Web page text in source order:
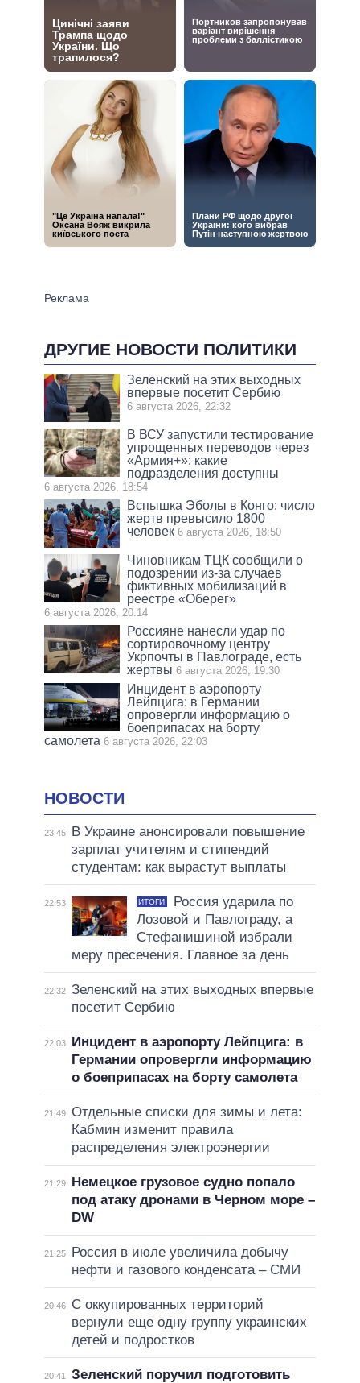
ДРУГИЕ НОВОСТИ ПОЛИТИКИ
Зеленский на этих выходных
впервые посетит Сербию
6 августа 2026, 22:32
В ВСУ запустили тестирование
упрощенных переводов через
«Армия+»: какие
подразделения доступны
6 августа 2026, 18:54
Вспышка Эболы в Конго: число
жертв превысило 1800
человек 6 августа 2026, 18:50
Чиновникам ТЦК сообщили о
подозрении из-за случаев
фиктивных мобилизаций в
реестре «Оберег»
6 августа 2026, 20:14
Россияне нанесли удар по
сортировочному центру
Укрпочты в Павлограде, есть
жертвы 6 августа 2026, 19:30
Инцидент в аэропорту
Лейпцига: в Германии
опровергли информацию о
боеприпасах на борту
самолета 6 августа 2026, 22:03
НОВОСТИ
23:45
В Украине анонсировали повышение
зарплат учителям и стипендий
студентам: как вырастут выплаты
22:53 ИТОГИ
Россия ударила по
Лозовой и Павлограду, а
Стефанишиной избрали
меру пресечения. Главное за день
22:32 Зеленский на этих выходных впервые
посетит Сербию
22:03
Инцидент в аэропорту Лейпцига: в
Германии опровергли информацию
о боеприпасах на борту самолета
21:49 Отдельные списки для зимы и лета:
Кабмин изменит правила
распределения электроэнергии
21:29
Немецкое грузовое судно попало
под атаку дронами в Черном море –
DW
21:25
Россия в июле увеличила добычу
нефти и газового конденсата – СМИ
20:46
С оккупированных территорий
вернули еще одну группу украинских
детей и подростков
20:41
Зеленский поручил подготовить